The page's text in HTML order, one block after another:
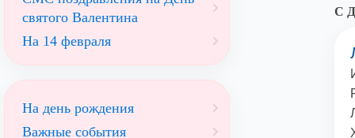
С
святого Валентина
На 14 февраля
На день рождения
Важные события